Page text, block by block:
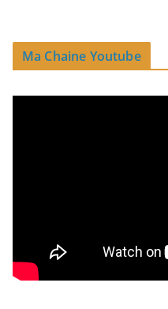
Ma Chaine Youtube